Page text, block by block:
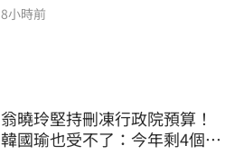
8小時前
翁曉玲堅持刪凍行政院預算！
韓國瑜也受不了：今年剩4個月